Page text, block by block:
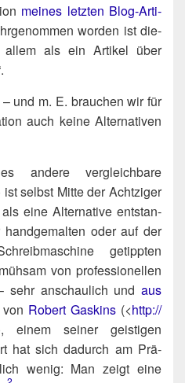
mei­nes letz­ten Blog-Arti­
wor­den ist die­
als ein Arti­kel über
und m. E. brau­chen wir für
auch kei­ne Alter­na­ti­ven
ande­re ver­gleich­ba­re
ist selbst Mit­te der Acht­zi­ger
eine Alter­na­ti­ve ent­stan­
oder auf der
getipp­ten
von pro­fes­sio­nel­len
sehr anschau­lich undaus
von Robert Gas­kins(<http://​
einem sei­ner geis­ti­gen
hat sich dadurch am Prä­
wenig: Man zeigt eine